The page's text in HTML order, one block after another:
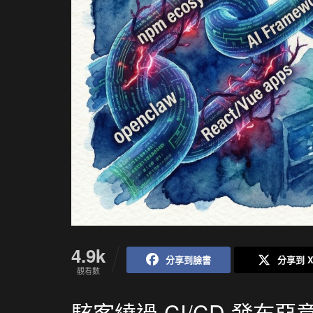
4.9k
觀看數
分享到臉書 分享到